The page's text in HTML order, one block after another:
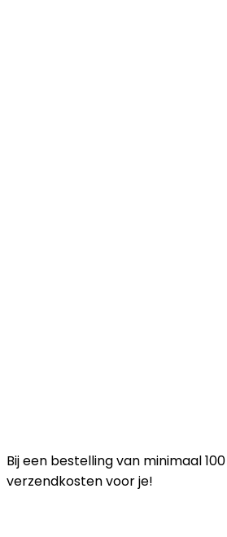
Bij een bestelling van minimaal
verzendkosten voor je!